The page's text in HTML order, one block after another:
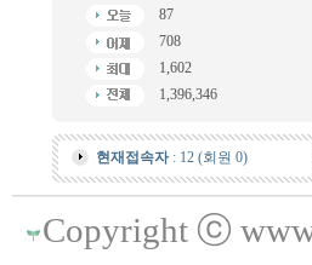
87
708
1,602
1,396,346
현재접속자: 12 (회원 0)
Copyright ⓒ